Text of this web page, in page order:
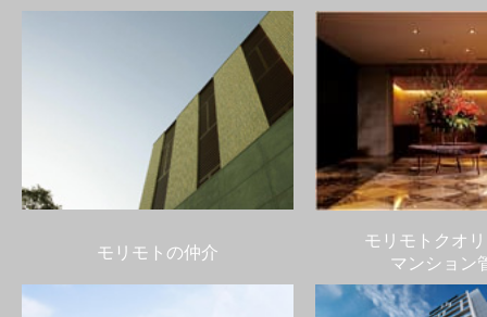
モリモトの仲介
モリモトクオ
マンション